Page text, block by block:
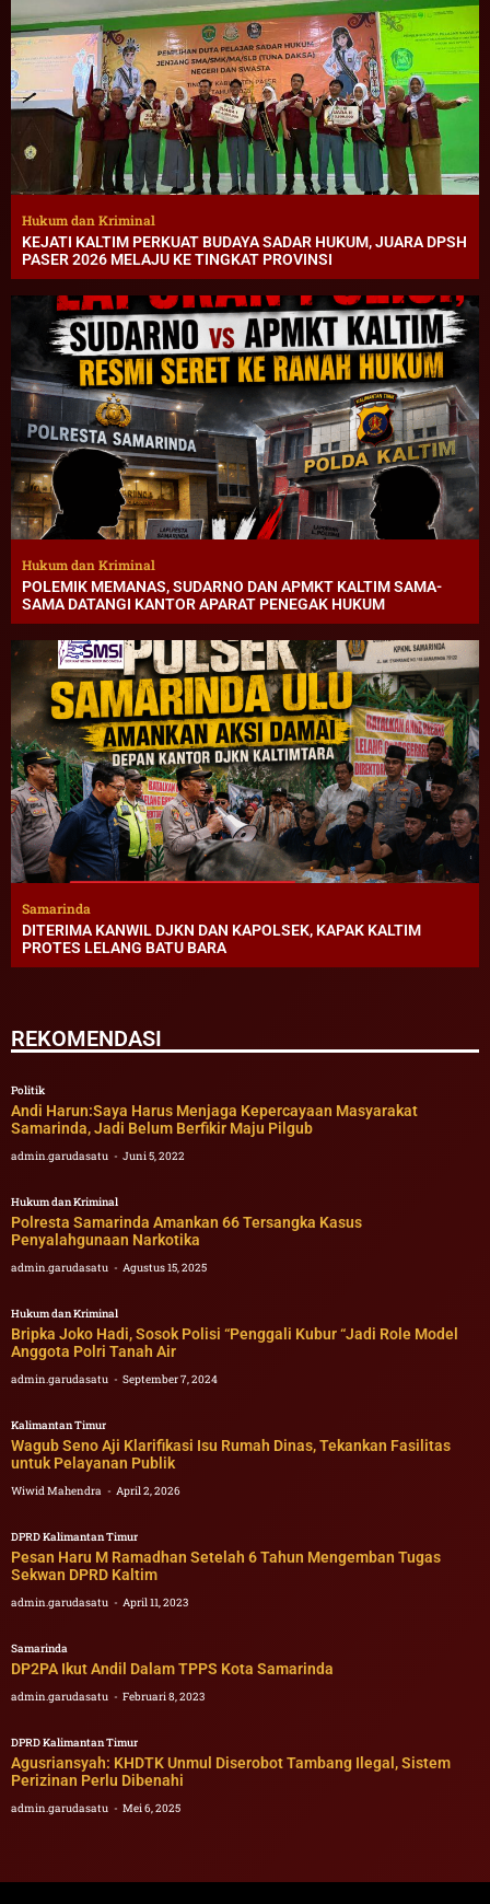
Hukum dan Kriminal
KEJATI KALTIM PERKUAT BUDAYA SADAR HUKUM, JUARA DPSH
PASER 2026 MELAJU KE TINGKAT PROVINSI
Hukum dan Kriminal
POLEMIK MEMANAS, SUDARNO DAN APMKT KALTIM SAMA-
SAMA DATANGI KANTOR APARAT PENEGAK HUKUM
Samarinda
DITERIMA KANWIL DJKN DAN KAPOLSEK, KAPAK KALTIM
PROTES LELANG BATU BARA
REKOMENDASI
Politik
Andi Harun:Saya Harus Menjaga Kepercayaan Masyarakat
Samarinda, Jadi Belum Berfikir Maju Pilgub
admin.garudasatu Juni 5, 2022
Hukum dan Kriminal
Polresta Samarinda Amankan 66 Tersangka Kasus
Penyalahgunaan Narkotika
admin.garudasatu Agustus 15, 2025
Hukum dan Kriminal
Bripka Joko Hadi, Sosok Polisi “Penggali Kubur “Jadi Role Model
Anggota Polri Tanah Air
admin.garudasatu September 7, 2024
Kalimantan Timur
Wagub Seno Aji Klarifikasi Isu Rumah Dinas, Tekankan Fasilitas
untuk Pelayanan Publik
Wiwid Mahendra April 2, 2026
DPRD Kalimantan Timur
Pesan Haru M Ramadhan Setelah 6 Tahun Mengemban Tugas
Sekwan DPRD Kaltim
admin.garudasatu April 11, 2023
Samarinda
DP2PA Ikut Andil Dalam TPPS Kota Samarinda
admin.garudasatu Februari 8, 2023
DPRD Kalimantan Timur
Agusriansyah: KHDTK Unmul Diserobot Tambang Ilegal, Sistem
Perizinan Perlu Dibenahi
admin.garudasatu Mei 6, 2025